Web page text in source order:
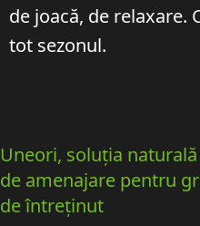
de joacă, de relaxare.
tot sezonul.
Uneori, soluția
de amenajare pentru
de întreținut